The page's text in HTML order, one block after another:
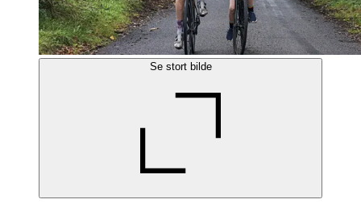
Se stort bilde